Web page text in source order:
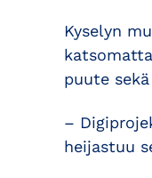
Kyselyn
puute
–
heijastuu